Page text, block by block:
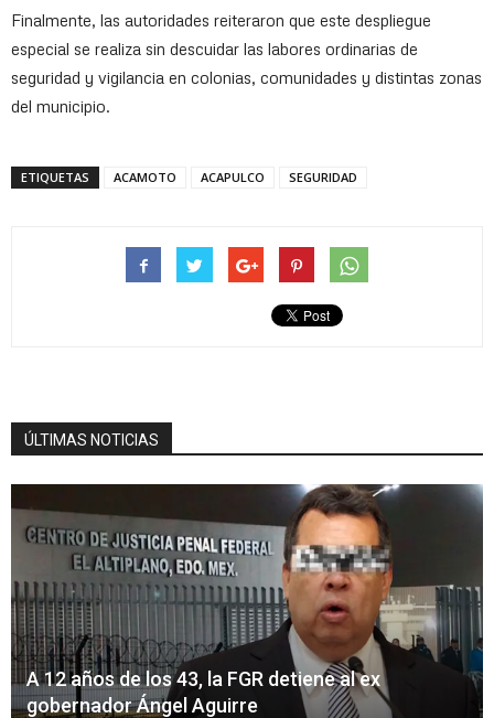
Finalmente, las autoridades reiteraron que este despliegue
especial se realiza sin descuidar las labores ordinarias de
seguridad y vigilancia en colonias, comunidades y distintas zonas
del municipio.
ETIQUETAS ACAMOTO ACAPULCO SEGURIDAD
ÚLTIMAS NOTICIAS
A 12 años de los 43, la FGR detiene al ex
gobernador Ángel Aguirre